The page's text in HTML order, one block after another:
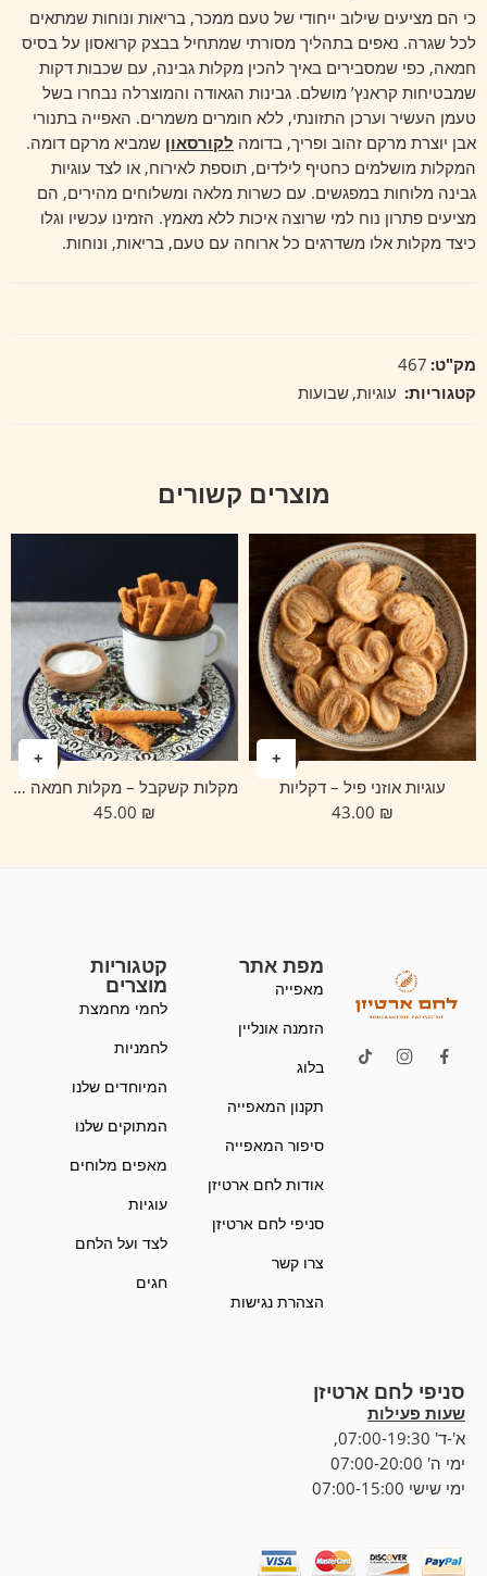
כי הם מציעים שילוב ייחודי של טעם ממכר, בריאות ונוחות שמתאים
לכל שגרה. נאפים בתהליך מסורתי שמתחיל בבצק קרואסון על בסיס
חמאה, כפי שמסבירים באיך להכין מקלות גבינה, עם שכבות דקות
שמבטיחות קראנץ’ מושלם. גבינות הגאודה והמוצרלה נבחרו בשל
טעמן העשיר וערכן התזונתי, ללא חומרים משמרים. האפייה בתנורי
אבן יוצרת מרקם זהוב ופריך, בדומה לקורסאון שמביא מרקם דומה.
המקלות מושלמים כחטיף לילדים, תוספת לאירוח, או לצד עוגיות
גבינה מלוחות במפגשים. עם כשרות מלאה ומשלוחים מהירים, הם
מציעים פתרון נוח למי שרוצה איכות ללא מאמץ. הזמינו עכשיו וגלו
כיצד מקלות אלו משדרגים כל ארוחה עם טעם, בריאות, ונוחות.
מק"ט: 467
קטגוריות: עוגיות, שבועות
מוצרים קשורים
עוגיות אוזני פיל – דקליות
₪
מקלות קשקבל – מקלות חמאה פריכים
₪
מפת אתר
מאפייה
הזמנה אונליין
בלוג
תקנון המאפייה
סיפור המאפייה
אודות לחם ארטיזן
סניפי לחם ארטיזן
צרו קשר
הצהרת נגישות
קטגוריות
מוצרים
לחמי מחמצת
לחמניות
המיוחדים שלנו
המתוקים שלנו
מאפים מלוחים
עוגיות
לצד ועל הלחם
חגים
סניפי לחם ארטיזן
שעות פעילות
א'-ד' 07:00-19:30,
ימי ה' 07:00-20:00
ימי שישי 07:00-15:00